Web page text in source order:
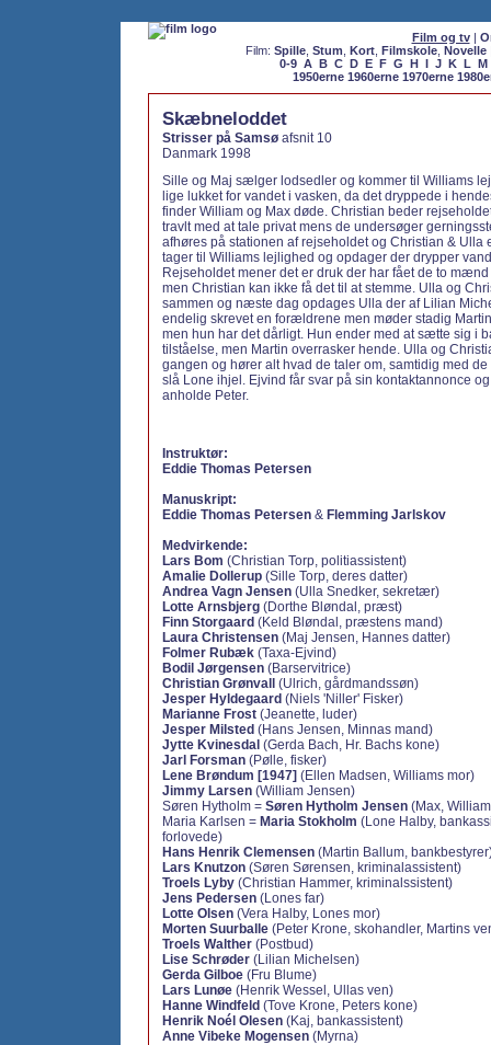
Film og tv|
Film: Spille, Stum Kort, Filmskole, Novelle
0-9 A B C D E F G H I J K L M
1950erne 1960erne 1970erne
Skæbneloddet
Strisser på Samsø afsnit 10
Danmark 1998
Sille og Maj sælger lodsedler og kommer til Williams
lige lukket for vandet i vasken, da det dryppede i
finder William og Max døde. Christian beder
travlt med at tale privat mens de undersøger
afhøres på stationen af rejseholdet og Christian & Ulla
tager til Williams lejlighed og opdager der drypper
Rejseholdet mener det er druk der har fået de to
men Christian kan ikke få det til at stemme. Ulla og
sammen og næste dag opdages Ulla der af Lilian
endelig skrevet en forældrene men møder stadig
men hun har det dårligt. Hun ender med at sætte sig i
tilståelse, men Martin overrasker hende. Ulla og
gangen og hører alt hvad de taler om, samtidig med
slå Lone ihjel. Ejvind får svar på sin kontaktannonce
anholde Peter.
Instruktør:
Eddie Thomas Petersen
Manuskript:
Eddie Thomas Petersen & Flemming Jarlskov
Medvirkende:
Lars Bom (Christian Torp, politiassistent)
Amalie Dollerup (Sille Torp, deres datter)
Andrea Vagn Jensen (Ulla Snedker, sekretær)
Lotte Arnsbjerg (Dorthe Bløndal, præst)
Finn Storgaard (Keld Bløndal, præstens mand)
Laura Christensen (Maj Jensen, Hannes datter)
Folmer Rubæk (Taxa-Ejvind)
Bodil Jørgensen (Barservitrice)
Christian Grønvall
(Ulrich, gårdmandssøn)
Jesper Hyldegaard (Niels 'Niller' Fisker)
Marianne Frost (Jeanette, luder)
Jesper Milsted (Hans Jensen, Minnas mand)
Jytte Kvinesdal (Gerda Bach, Hr. Bachs kone)
Jarl Forsman (Pølle, fisker)
Lene Brøndum [1947] (Ellen Madsen, Williams mor)
Jimmy Larsen (William Jensen)
Søren Hytholm = Søren Hytholm Jensen (Max,
Maria Karlsen = Maria Stokholm (Lone Halby,
forlovede)
Hans Henrik Clemensen (Martin Ballum,
Lars Knutzon (Søren Sørensen, kriminalassistent)
Troels Lyby (Christian Hammer, kriminalssistent)
Jens Pedersen (Lones far)
Lotte Olsen (Vera Halby, Lones mor)
Morten Suurballe (Peter Krone, skohandler, Martins
Troels Walther (Postbud)
Lise Schrøder (Lilian Michelsen)
Gerda Gilboe (Fru Blume)
Lars Lunøe (Henrik Wessel, Ullas ven)
Hanne Windfeld (Tove Krone, Peters kone)
Henrik Noél Olesen (Kaj, bankassistent)
Anne Vibeke Mogensen (Myrna)